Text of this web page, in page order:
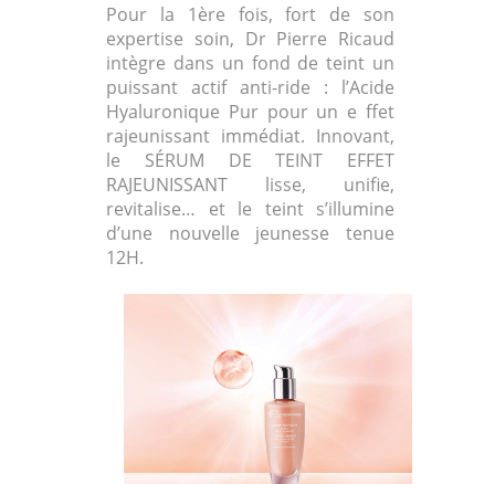
Pour la 1ère fois, fort de son
expertise soin, Dr Pierre Ricaud
intègre dans un fond de teint un
puissant actif anti-ride : l’Acide
Hyaluronique Pur pour un e ffet
rajeunissant immédiat. Innovant,
le SÉRUM DE TEINT EFFET
RAJEUNISSANT lisse, unifie,
revitalise… et le teint s’illumine
d’une nouvelle jeunesse tenue
12H.